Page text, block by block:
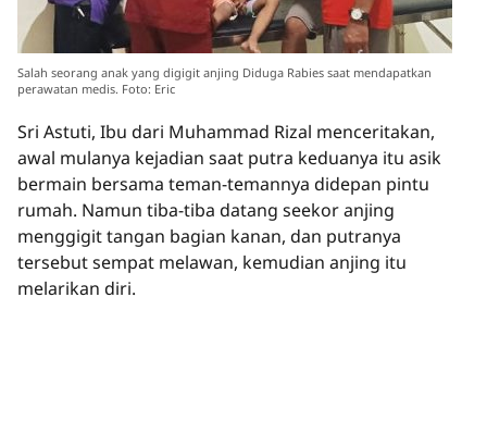
Salah seorang anak yang digigit anjing Diduga Rabies saat mendapatkan
perawatan medis. Foto: Eric
Sri Astuti, Ibu dari Muhammad Rizal menceritakan,
awal mulanya kejadian saat putra keduanya itu asik
bermain bersama teman-temannya didepan pintu
rumah. Namun tiba-tiba datang seekor anjing
menggigit tangan bagian kanan, dan putranya
tersebut sempat melawan, kemudian anjing itu
melarikan diri.